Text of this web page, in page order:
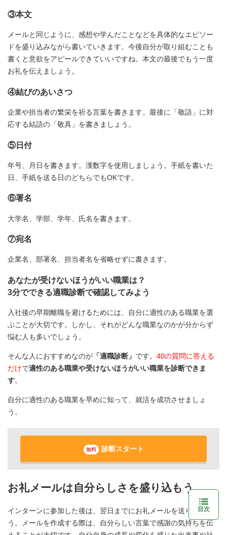
③本文
メールと同じように、感想や学んだことなどを具体的なエピソー
ドを盛り込みながら書いていきます。今後自分が取り組むことも
書くと意欲をアピールできていいですね。本文の最後でもう一度
お礼を伝えましょう。
④結びのあいさつ
企業や担当者の繁栄を祈る言葉を書きます。最後に「敬語」に対
応する結語の「敬具」を書きましょう。
⑤日付
年号、月日を書きます。漢数字を使用しましょう。手紙を書いた
日、手紙を送る日のどちらでもOKです。
⑥署名
大学名、学部、学年、氏名を書きます。
⑦宛名
企業名、部署名、担当者名を省略せずに書きます。
あなたが受けないほうがいい職業は？
3分でできる適職診断で確認してみよう
入社後の早期離職を避けるためには、自分に適性のある職業を選
ぶことが大切です。しかし、それがどんな職業なのかが分からず
悩む人も多いでしょう。
そんな人におすすめなのが 「適職診断」 です。 40の質問に答える
だけで適性のある職業や受けないほうがいい職業を診断できま
す。
自分に適性のある職業を早めに知って、就活を成功させましょ
う。
無料 診断スタート
お礼メールは自分らしさを盛り込もう
インターンに参加した後は、翌日までにお礼メールを送りましょ
う。メールを作成する際は、自分らしい言葉で感謝の気持ちを伝
目次